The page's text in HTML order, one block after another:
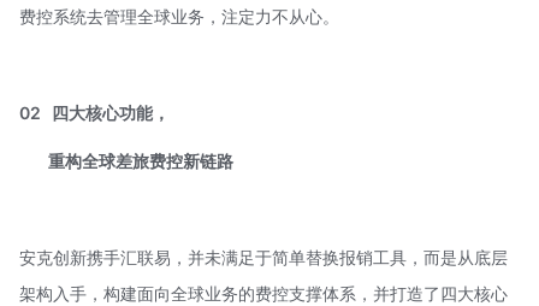
费控系统去管理全球业务，注定力不从心。
02 四大核心功能，
重构全球差旅费控新链路
安克创新携手汇联易，并未满足于简单替换报销工具，而是从底层
架构入手，构建面向全球业务的费控支撑体系，并打造了四大核心